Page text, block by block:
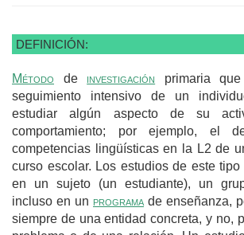
DEFINICIÓN:
Método de investigación primaria
seguimiento intensivo de un
estudiar algún aspecto de su
comportamiento; por ejemplo, el
competencias lingüísticas en la L2 de
curso escolar. Los estudios de este
en un sujeto (un estudiante), un
incluso en un programa de enseñanza,
siempre de una entidad concreta, y no,